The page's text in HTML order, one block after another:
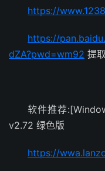
https://
https://
dZA?pwd=wm92 提
软件推荐
v2.72 绿色版
https://